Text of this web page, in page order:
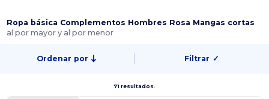
Ropa básica Complementos Hombres Rosa Mangas cortas
al por mayor y al por menor
Ordenar por Filtrar ✓
71 resultados.